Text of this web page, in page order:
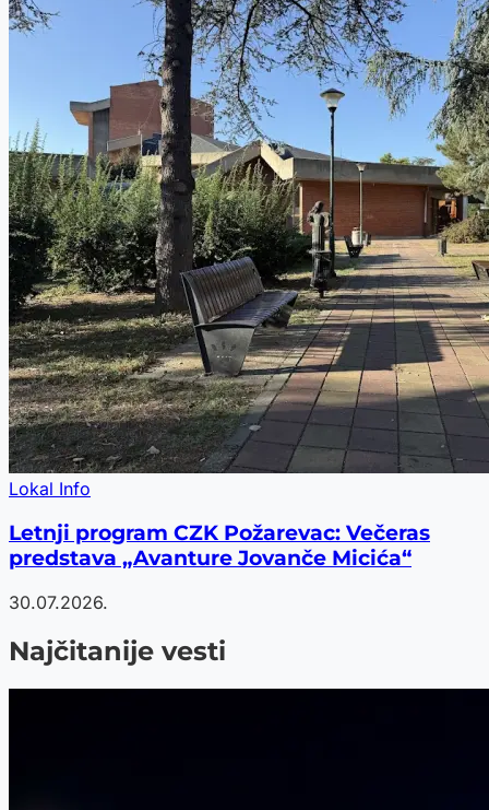
Lokal Info
Letnji program CZK Požarevac: Večeras
predstava „Avanture Jovanče Micića“
30.07.2026.
Najčitanije vesti